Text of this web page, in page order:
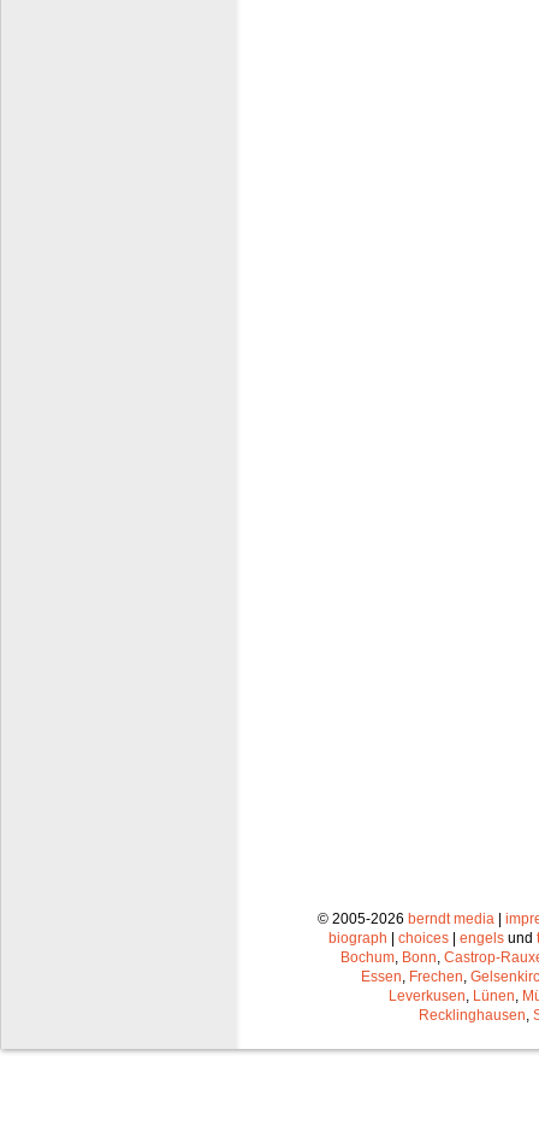
© 2005-2026 berndt media |
biograph | choices | engels und
Bochum Bonn Castrop-
Essen Frechen
Leverkusen Lünen
Recklinghausen